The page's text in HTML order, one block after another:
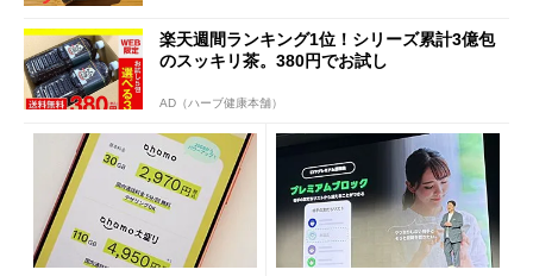
楽天週間ランキング1位！シリーズ累計3億包
のスッキリ茶。380円でお試し
AD（ハーブ健康本舗）